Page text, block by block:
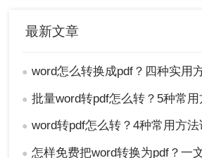
最新文章
● word怎么转换成pdf？四种实用方法对比与实操
● 批量word转pdf怎么转？5种常用
● word转pdf怎么转？4种常用方法
● 怎样免费把word转换为pdf？一文掌